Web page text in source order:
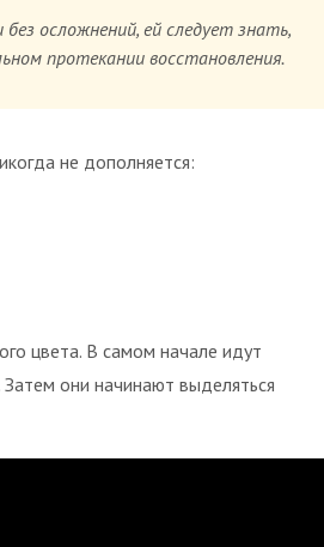
осложнений, ей следует знать,
протекании восстановления.
не дополняется:
цвета. В самом начале идут
они начинают выделяться